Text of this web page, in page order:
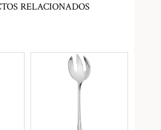
RELACIONADOS